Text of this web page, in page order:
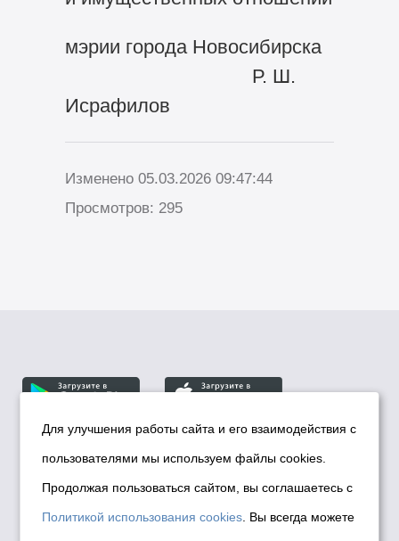
мэрии города Новосибирска
Р. Ш.
Исрафилов
Изменено 05.03.2026 09:47:44
Просмотров: 295
© Департамент информационной политики мэрии
города Новосибирска, 2026
Политика использования Cookies
Для улучшения работы сайта и его взаимодействия с
пользователями мы используем файлы cookies.
Продолжая пользоваться сайтом, вы соглашаетесь с
Политикой использования cookies . Вы всегда можете